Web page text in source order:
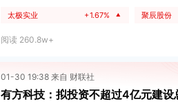
太极实业 +1.67% ▲ 聚辰股份
阅读 260.8w+
01-30 19:38 来自 财联社
有方科技：拟投资不超过4亿元建设